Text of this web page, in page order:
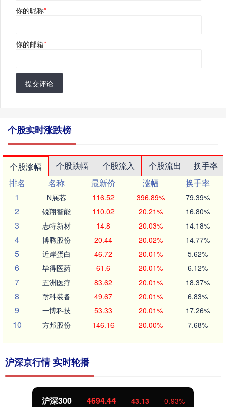
你的昵称*
你的邮箱*
提交评论
个股实时涨跌榜
个股涨幅 个股跌幅 个股流入 个股流出
换手率
排名
名称 最新价 涨幅
换手率
1
N展芯 116.52 396.89% 79.39%
2 锐翔智能 110.02 20.21% 16.80%
3 志特新材 14.8 20.03% 14.18%
4 博腾股份 20.44 20.02% 14.77%
5 近岸蛋白 46.72 20.01% 5.62%
6 毕得医药 61.6 20.01% 6.12%
7 五洲医疗 83.62 20.01% 18.37%
8 耐科装备 49.67 20.01% 6.83%
9 一博科技 53.33 20.01% 17.26%
10 方邦股份 146.16 20.00% 7.68%
沪深京行情 实时轮播
沪深300 4694.44 43.13 0.93%